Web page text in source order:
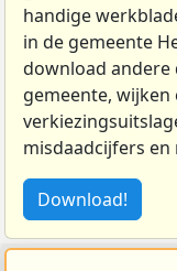
handige
in de gemeente
download andere
gemeente, wijken
misdaadcijfers en
Download!